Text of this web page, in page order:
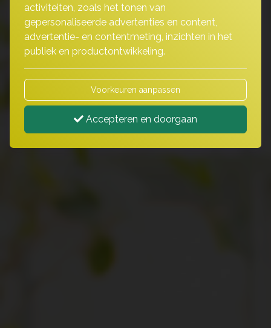
activiteiten, zoals het tonen van
gepersonaliseerde advertenties en content,
advertentie- en contentmeting, inzichten in het
publiek en productontwikkeling.
Voorkeuren aanpassen
Accepteren en doorgaan